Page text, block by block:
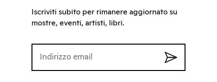
Iscriviti subito per rimanere aggiornato su
mostre, eventi, artisti, libri.